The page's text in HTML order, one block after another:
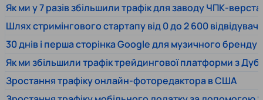
Як ми у 7 разів збільшили трафік для заводу ЧПК-
Шлях стримінгового стартапу від 0 до 2 600
30 днів і перша сторінка Google для музичного бренду
Як ми збільшили трафік трейдингової платформи з
Зростання трафіку онлайн-фоторедактора в США